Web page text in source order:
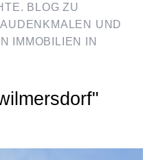
BLOG ZU
UND
IMMOBILIEN IN